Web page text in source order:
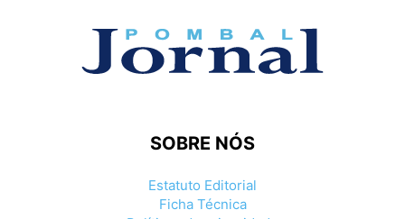
SOBRE NÓS
Estatuto Editorial
Ficha Técnica